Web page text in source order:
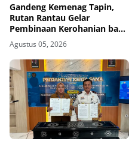
Gandeng Kemenag Tapin,
Rutan Rantau Gelar
Pembinaan Kerohanian bagi
Warga Binaan
Agustus 05, 2026